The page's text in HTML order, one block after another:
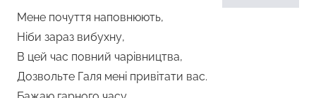
Мене почуття наповнюють,
Ніби зараз вибухну,
В цей час повний чарівництва,
Дозвольте Галя мені привітати вас.